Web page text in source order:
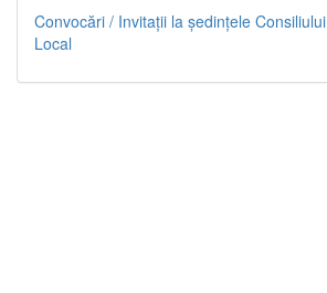
Convocări / Invitaţii la şedinţele Consiliului
Local